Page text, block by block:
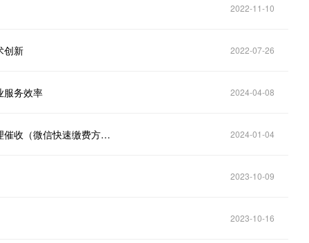
2022-11-10
创新 2022-07-26
服务效率 2024-04-08
社区住户催费季长期不交物业年费，物业经理如何合理催收（微信快速缴费方法） 2024-01-04
2023-10-09
2023-10-16